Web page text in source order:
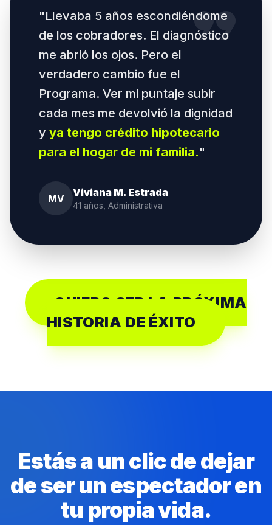
format_quote
"Llevaba 5 años escondiéndome
de los cobradores. El diagnóstico
me abrió los ojos. Pero el
verdadero cambio fue el
Programa. Ver mi puntaje subir
cada mes me devolvió la dignidad
y ya tengo crédito hipotecario
para el hogar de mi familia."
MV Viviana M. Estrada
41 años, Administrativa
QUIERO SER LA PRÓXIMA
HISTORIA DE ÉXITO
Estás a un clic de dejar
de ser un espectador en
tu propia vida.